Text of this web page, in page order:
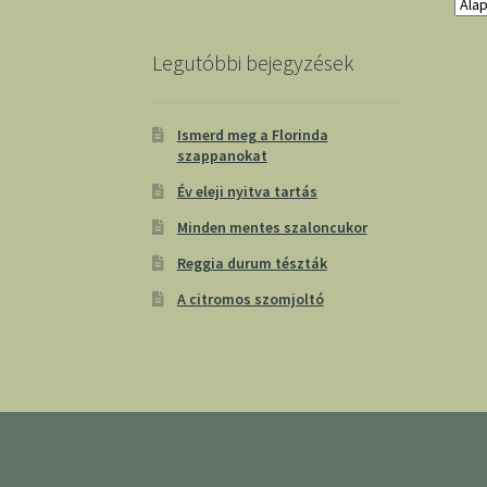
Legutóbbi bejegyzések
Ismerd meg a Florinda
szappanokat
Év eleji nyitva tartás
Minden mentes szaloncukor
Reggia durum tészták
A citromos szomjoltó